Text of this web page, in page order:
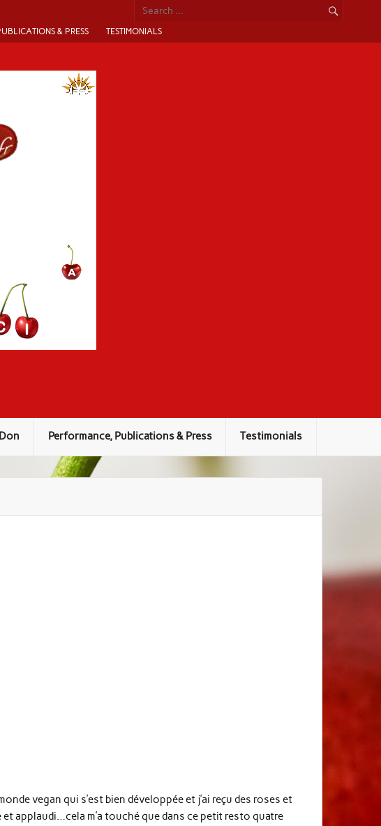
& PRESS TESTIMONIALS
Don Performance, Publications & Press Testimonials
vegan qui s’est bien développée et j’ai reçu des roses et
applaudi…cela m’a touché que dans ce petit resto quatre